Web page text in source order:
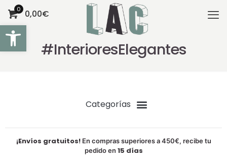
Abrir barra de herramientas
0 0,00€
#InterioresElegantes
¡Envíos gratuitos!En compras superiores a 450€, recibe tu
pedido en 15 días